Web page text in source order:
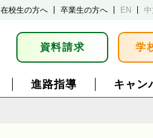
在校生の方へ 卒業生の方へ EN
資料請求 学
進路指導 キャン